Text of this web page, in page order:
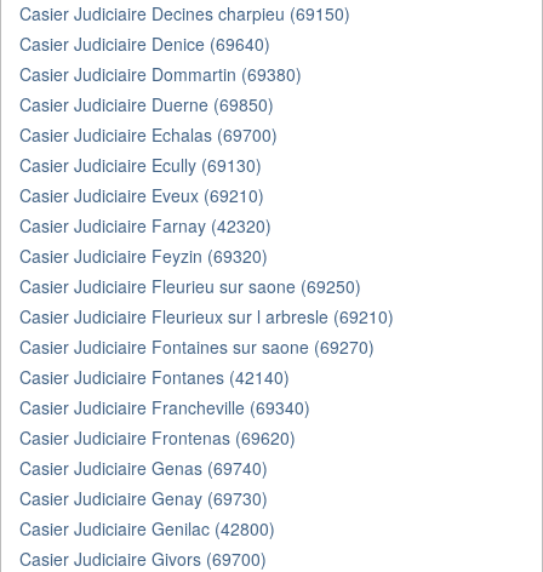
Casier Judiciaire Decines charpieu (69150)
Casier Judiciaire Denice (69640)
Casier Judiciaire Dommartin (69380)
Casier Judiciaire Duerne (69850)
Casier Judiciaire Echalas (69700)
Casier Judiciaire Ecully (69130)
Casier Judiciaire Eveux (69210)
Casier Judiciaire Farnay (42320)
Casier Judiciaire Feyzin (69320)
Casier Judiciaire Fleurieu sur saone (69250)
Casier Judiciaire Fleurieux sur l arbresle (69210)
Casier Judiciaire Fontaines sur saone (69270)
Casier Judiciaire Fontanes (42140)
Casier Judiciaire Francheville (69340)
Casier Judiciaire Frontenas (69620)
Casier Judiciaire Genas (69740)
Casier Judiciaire Genay (69730)
Casier Judiciaire Genilac (42800)
Casier Judiciaire Givors (69700)